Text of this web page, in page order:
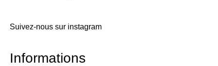
Suivez-nous sur instagram
Informations